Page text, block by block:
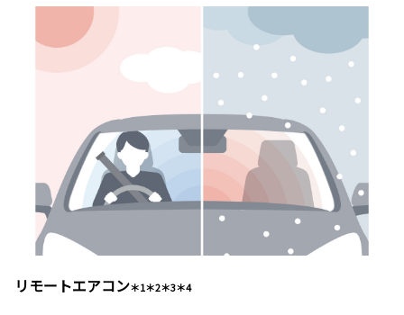
リモートエアコン＊1＊2＊3＊4